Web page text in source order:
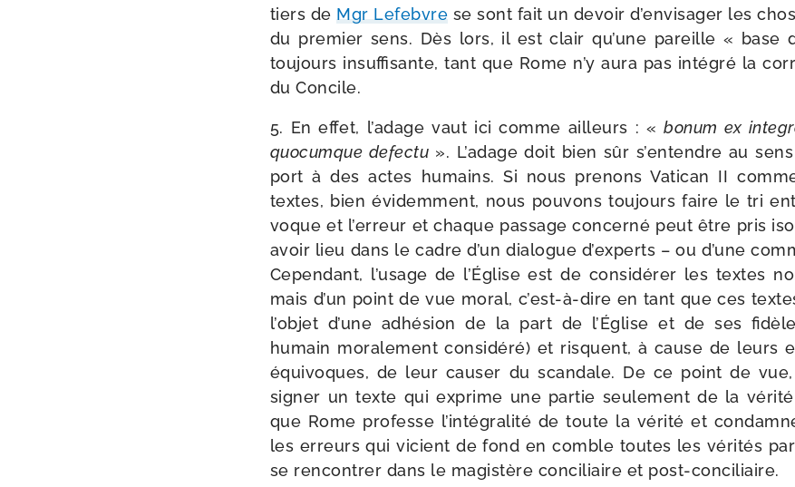
tiers de Mgr Lefebvre se sont fait un devoir d’en­vi­sa­ger les
du pre­mier sens. Dès lors, il est clair qu’une pareille « base
tou­jours insuf­fi­sante, tant que Rome n’y aura pas inté­gré la
du Concile.
5. En effet, l’a­dage vaut ici comme ailleurs : «bonum ex
quo­cumque defec­tu ». L’adage doit bien sûr s’en­tendre au
port à des actes humains. Si nous pre­nons Vatican II
textes, bien évi­dem­ment, nous pou­vons tou­jours faire le tri
voque et l’er­reur et chaque pas­sage concer­né peut être pris
avoir lieu dans le cadre d’un dia­logue d’ex­perts – ou d’une
Cependant, l’u­sage de l’Église est de consi­dé­rer les textes
mais d’un point de vue moral, c’est-​à-​dire en tant que ces
l’ob­jet d’une adhé­sion de la part de l’Église et de ses
humain mora­le­ment consi­dé­ré) et risquent, à cause de leurs
équi­voques, de leur cau­ser du scan­dale. De ce point de
signer un texte qui exprime une par­tie seule­ment de la
que Rome pro­fesse l’in­té­gra­li­té de toute la véri­té et
les erreurs qui vicient de fond en comble toutes les véri­tés
se ren­con­trer dans le magis­tère conci­liaire et post-conciliaire.